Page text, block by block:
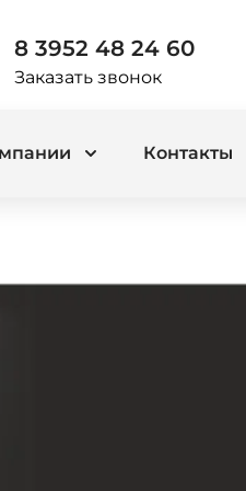
8 3952 48 24 60
Заказать звонок
Контакты